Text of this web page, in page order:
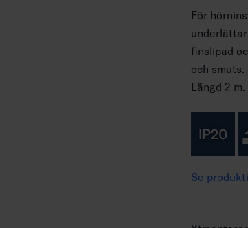
För
finslipad
och
Längd 2 m.
Se